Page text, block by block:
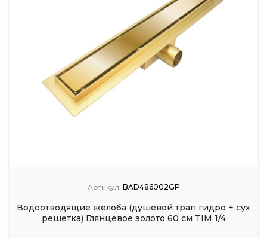
Артикул: BAD486002GP
Водоотводящие желоба (душевой трап гидро + сух
решетка) Глянцевое золото 60 см TIM 1/4